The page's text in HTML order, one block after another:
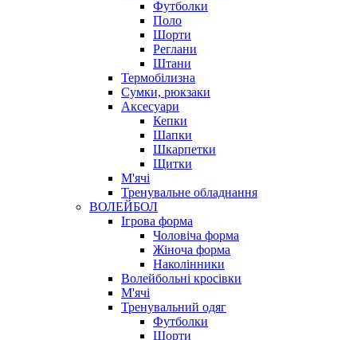
Футболки
Поло
Шорти
Реглани
Штани
Термобілизна
Сумки, рюкзаки
Аксесуари
Кепки
Шапки
Шкарпетки
Щитки
М'ячі
Тренувальне обладнання
ВОЛЕЙБОЛ
Ігрова форма
Чоловіча форма
Жіноча форма
Наколінники
Волейбольні кросівки
М'ячі
Тренувальний одяг
Футболки
Шорти